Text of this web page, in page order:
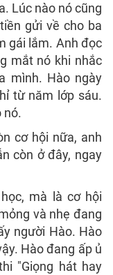
Lúc nào nó cũng
gửi về cho ba
gái lắm. Anh đọc
mắt nó khi nhắc
mình. Hào ngày
từ năm lớp sáu.
nó.
cơ hội nữa, anh
còn ở đây, ngay
mà là cơ hội
và nhẹ đang
người Hào. Hào
Hào đang ấp ủ
"Giọng hát hay